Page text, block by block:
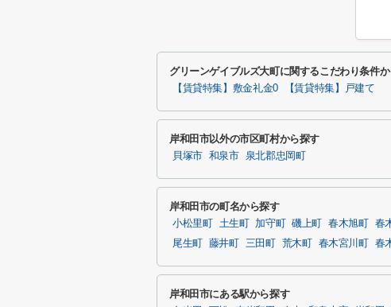
グリーンゲイブルズ大町に関するこだわり条件
【賃貸特集】敷金礼金0 【賃貸特集】戸建て
岸和田市以外の市区町村から探す
貝塚市 和泉市 泉北郡忠岡町
岸和田市の町名から探す
小松里町 土生町 加守町 磯上町 春木旭町 春
尾生町
藤井町 三田町 荒木町 春木宮川町 春
岸和田市にある駅から探す